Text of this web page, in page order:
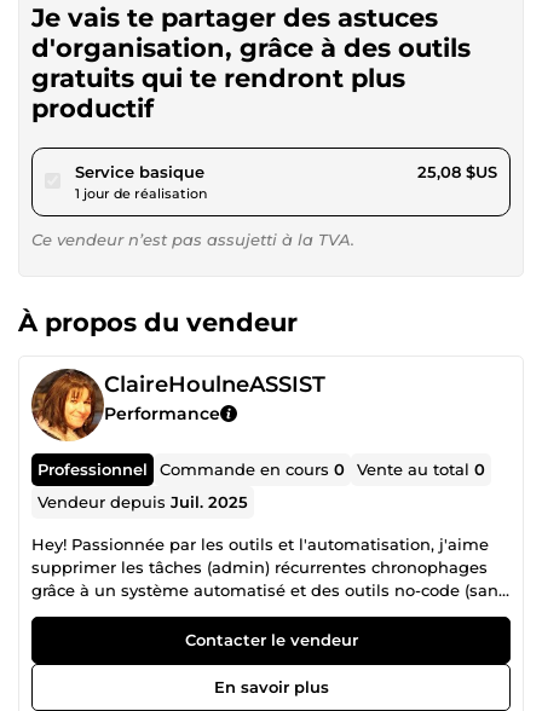
Je vais te partager des astuces
d'organisation, grâce à des outils
gratuits qui te rendront plus
productif
Service basiquepour 23,11 $US
1 jour de réalisation
25,08 $US
Ce vendeur n’est pas assujetti à la TVA.
À propos du vendeur
ClaireHoulneASSIST
Performance
Professionnel Commande en cours0 Vente au total0
Vendeur depuisJuil. 2025
Hey! Passionnée par les outils et l'automatisation, j'aime
supprimer les tâches (admin) récurrentes chronophages
grâce à un système automatisé et des outils no-code (sans
développement). Je propose également des tutos en ligne
sur ces mêmes outils. A ta dispo!
Contacter le vendeur
En savoir plus